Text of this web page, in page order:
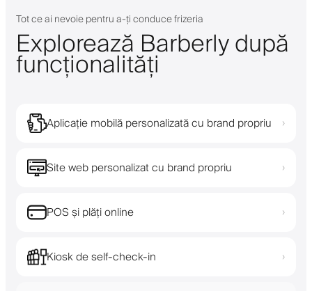
Tot ce ai nevoie pentru a-ți conduce frizeria
Explorează Barberly după
funcționalități
Aplicație mobilă personalizată cu brand propriu ›
Site web personalizat cu brand propriu ›
POS și plăți online ›
Kiosk de self-check-in ›